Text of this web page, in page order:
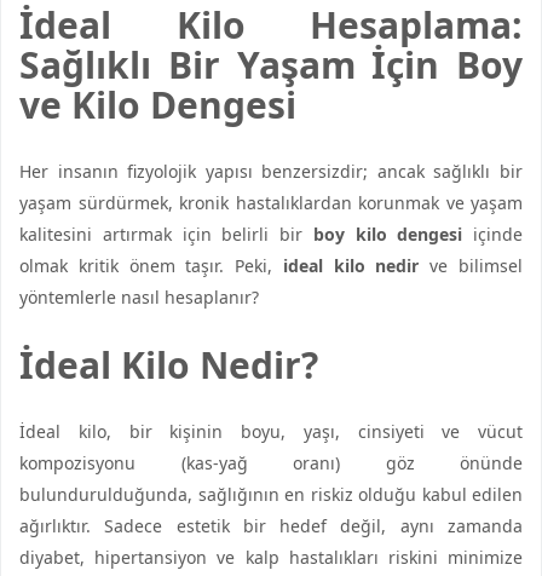
İdeal Kilo Hesaplama:
Sağlıklı Bir Yaşam İçin Boy
ve Kilo Dengesi
Her insanın fizyolojik yapısı benzersizdir; ancak sağlıklı bir
yaşam sürdürmek, kronik hastalıklardan korunmak ve yaşam
kalitesini artırmak için belirli bir boy kilo dengesi içinde
olmak kritik önem taşır. Peki, ideal kilo nedir ve bilimsel
yöntemlerle nasıl hesaplanır?
İdeal Kilo Nedir?
İdeal kilo, bir kişinin boyu, yaşı, cinsiyeti ve vücut
kompozisyonu (kas-yağ oranı) göz önünde
bulundurulduğunda, sağlığının en riskiz olduğu kabul edilen
ağırlıktır. Sadece estetik bir hedef değil, aynı zamanda
diyabet, hipertansiyon ve kalp hastalıkları riskini minimize